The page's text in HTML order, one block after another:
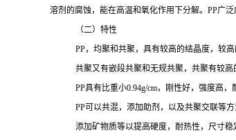
溶剂的腐蚀，能在高温和氧化作用下分解。 PP广
（二）特性
PP，均聚和共聚，具有较高的结晶度，较高
共聚又有嵌段共聚和无规共聚，共聚有较
PP具有比重小0.94g/cm，刚性好，强度高
PP可以共混，添加助剂，以及共聚交联等方
添加矿物质等以提高硬度，耐热性，尺寸稳